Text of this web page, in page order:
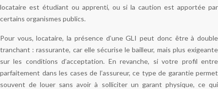
locataire est étudiant ou apprenti, ou si la caution est apportée par
certains organismes publics.
Pour vous, locataire, la présence d’une GLI peut donc être à double
tranchant : rassurante, car elle sécurise le bailleur, mais plus exigeante
sur les conditions d’acceptation. En revanche, si votre profil entre
parfaitement dans les cases de l’assureur, ce type de garantie permet
souvent de louer sans avoir à solliciter un garant physique, ce qui